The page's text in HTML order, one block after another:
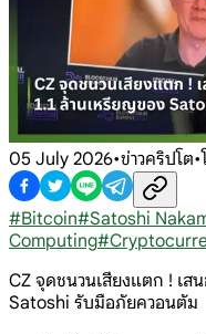
05 July 2026•ข่าวคริปโต•
#Bitcoin#Satoshi
Computing#
CZ จุดชนวนเสียงแตก ! เส
Satoshi รับมือภัยควอนตัม